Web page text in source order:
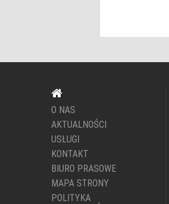
O NAS
AKTUALNOŚCI
USŁUGI
KONTAKT
BIURO PRASOWE
MAPA STRONY
POLITYKA